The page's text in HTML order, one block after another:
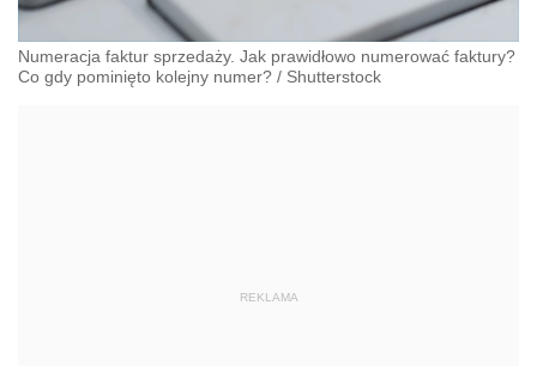
Numeracja faktur sprzedaży. Jak prawidłowo numerować faktury?
Co gdy pominięto kolejny numer? / Shutterstock